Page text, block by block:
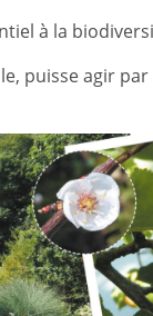
à la
puisse agir